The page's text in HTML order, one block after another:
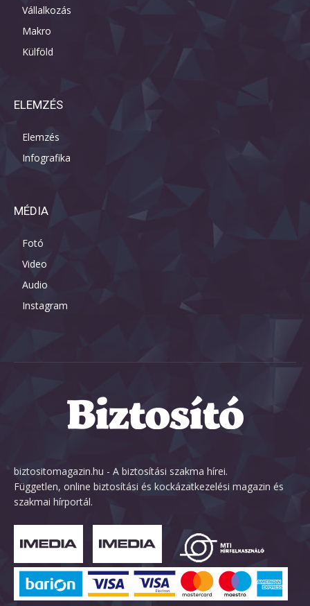
Vállalkozás
Makro
Külföld
ELEMZÉS
Elemzés
Infografika
MÉDIA
Fotó
Video
Audio
Instagram
biztositomagazin.hu - A biztosítási szakma hírei.
Független, online biztosítási és kockázatkezelési magazin és
szakmai hírportál.